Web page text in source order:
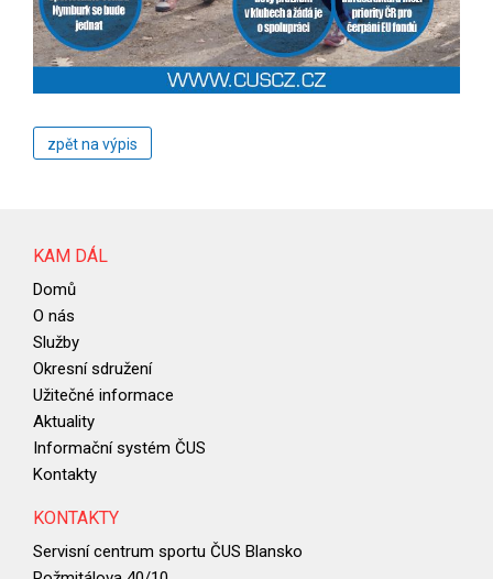
zpět na výpis
KAM DÁL
Domů
O nás
Služby
Okresní sdružení
Užitečné informace
Aktuality
Informační systém ČUS
Kontakty
KONTAKTY
Servisní centrum sportu ČUS Blansko